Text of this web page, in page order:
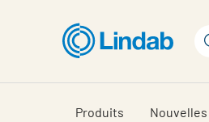
principal
Produits Nouvelles